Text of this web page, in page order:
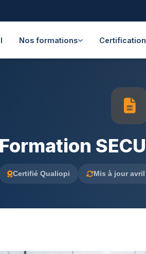
Nos formations
Formation
Certifié Qualiopi Mis à jour avril